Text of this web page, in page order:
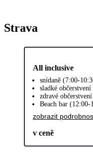
Strava
All inclusive
snídaně (7:00-
sladké
zdravé
Beach bar
zobrazit
v ceně